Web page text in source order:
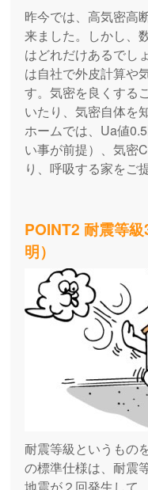
昨今では、高気密高
来ました。しかし、
はどれだけあるでし
は自社で外皮計算や
す。気密を良くする
いたり、気密自体を
ホームでは、Ua値
い事が前提）、気密
り、呼吸する家をご
POINT2 耐震等
明）
耐震等級というもの
の標準仕様は、耐震
地震が２回発生して